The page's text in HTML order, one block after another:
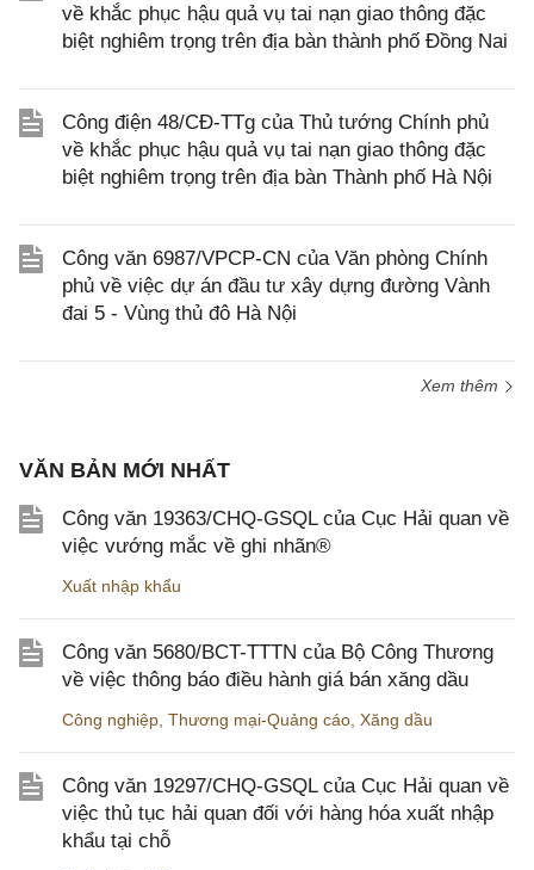
về khắc phục hậu quả vụ tai nạn giao thông đặc
biệt nghiêm trọng trên địa bàn thành phố Đồng Nai
Công điện 48/CĐ-TTg của Thủ tướng Chính phủ
về khắc phục hậu quả vụ tai nạn giao thông đặc
biệt nghiêm trọng trên địa bàn Thành phố Hà Nội
Công văn 6987/VPCP-CN của Văn phòng Chính
phủ về việc dự án đầu tư xây dựng đường Vành
đai 5 - Vùng thủ đô Hà Nội
Xem thêm
VĂN BẢN MỚI NHẤT
Công văn 19363/CHQ-GSQL của Cục Hải quan về
việc vướng mắc về ghi nhãn®
Xuất nhập khẩu
Công văn 5680/BCT-TTTN của Bộ Công Thương
về việc thông báo điều hành giá bán xăng dầu
Công nghiệp Thương mại-Quảng cáo Xăng dầu
Công văn 19297/CHQ-GSQL của Cục Hải quan về
việc thủ tục hải quan đối với hàng hóa xuất nhập
khẩu tại chỗ